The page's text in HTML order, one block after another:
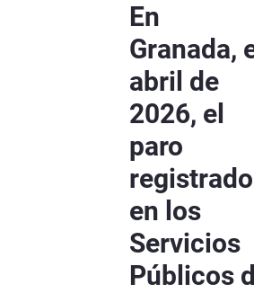
En
Granada,
abril de
2026, el
paro
registrado
en los
Servicios
Públicos